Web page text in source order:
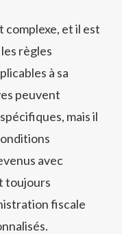
complexe, et il est
règles
à sa
peuvent
mais il
avec
toujours
fiscale